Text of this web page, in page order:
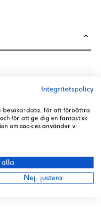
Integritetspolicy
besökardata, för att förbättra
för att ge dig en fantastisk
om cookies använder vi
alla
Nej, justera